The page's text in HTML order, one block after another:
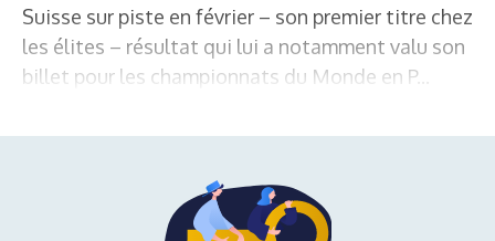
Suisse sur piste en février – son premier titre chez
les élites – résultat qui lui a notamment valu son
billet pour les championnats du Monde en P...